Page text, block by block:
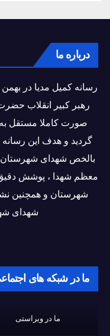
درباره ما
رهبر کبیر انقلاب
صورت کاملا مستقل به
گردید و هدف این رسانه
بالخص شهدای شهرستان
معظم شهدا ، پوشش
شهرستان و همچنین
شهدای
ما در شبکه های
ما در ویراستی